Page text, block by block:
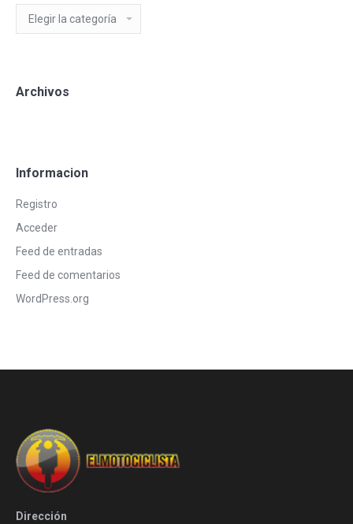
Blog
Archivos
Informacion
Registro
Acceder
Feed de entradas
Feed de comentarios
WordPress.org
Dirección